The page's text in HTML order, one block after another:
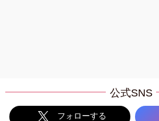
公式SNS
フォローする